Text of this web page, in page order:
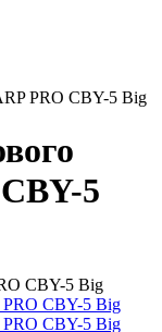
PRO CBY-5 Big
5
CBY-5 Big